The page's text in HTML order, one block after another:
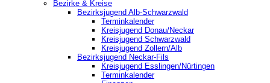
Bezirke & Kreise
Bezirksjugend Alb-Schwarzwald
Terminkalender
Kreisjugend Donau/Neckar
Kreisjugend Schwarzwald
Kreisjugend Zollern/Alb
Bezirksjugend Neckar-Fils
Kreisjugend ‎Esslingen/Nürtingen
Terminkalender